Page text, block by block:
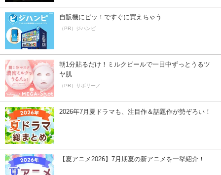
自販機にピッ！ですぐに買えちゃう
（PR）ジハンピ
朝1分貼るだけ！ミルクピールで一日中ずっとうるツ
ヤ肌
（PR）サボリーノ
2026年7月夏ドラマも、注目作＆話題作が勢ぞろい！
【夏アニメ2026】7月期夏の新アニメを一挙紹介！